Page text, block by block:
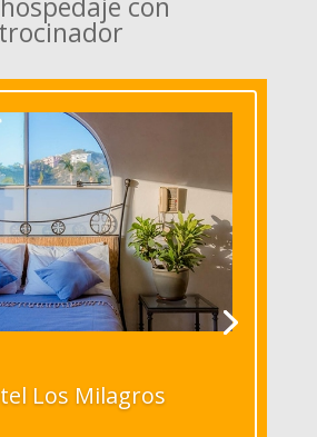
con
Los Milagros